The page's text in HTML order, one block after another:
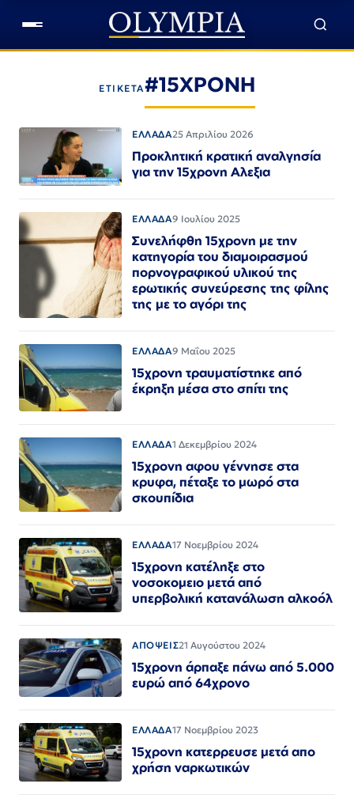
ΕΤΙΚΕΤΑ#15ΧΡΟΝΗ
ΕΛΛΑΔΑ25 Απριλίου 2026
Προκλητική κρατική αναλγησία
για την 15χρονη Αλεξια
ΕΛΛΑΔΑ9 Ιουλίου 2025
Συνελήφθη 15χρονη με την
κατηγορία του διαμοιρασμού
πορνογραφικού υλικού της
ερωτικής συνεύρεσης της φίλης
της με το αγόρι της
ΕΛΛΑΔΑ9 Μαΐου 2025
15χρονη τραυματίστηκε από
έκρηξη μέσα στο σπίτι της
ΕΛΛΑΔΑ1 Δεκεμβρίου 2024
15χρονη αφου γέννησε στα
κρυφα, πέταξε το μωρό στα
σκουπίδια
ΕΛΛΑΔΑ17 Νοεμβρίου 2024
15χρονη κατέληξε στο
νοσοκομειο μετά από
υπερβολική κατανάλωση αλκοόλ
ΑΠΟΨΕΙΣ21 Αυγούστου 2024
15χρονη άρπαξε πάνω από 5.000
ευρώ από 64χρονο
ΕΛΛΑΔΑ17 Νοεμβρίου 2023
15χρονη κατερρευσε μετά απο
χρήση ναρκωτικών